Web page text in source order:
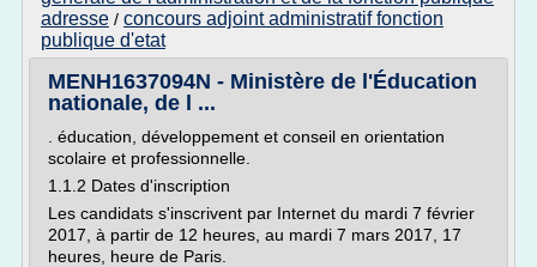
adresse / concours adjoint administratif fonction
publique d'etat
MENH1637094N - Ministère de l'Éducation
nationale, de l ...
. éducation, développement et conseil en orientation
scolaire et professionnelle.
1.1.2 Dates d'inscription
Les candidats s'inscrivent par Internet du mardi 7 février
2017, à partir de 12 heures, au mardi 7 mars 2017, 17
heures, heure de Paris.